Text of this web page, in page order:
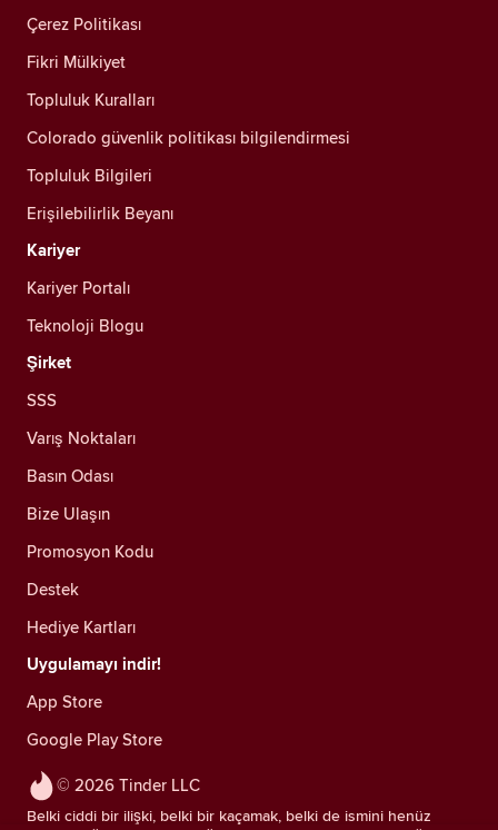
© 2026 Tinder LLC
Belki ciddi bir ilişki, belki bir kaçamak, belki de ismini henüz
Çerez Politikası
Fikri Mülkiyet
Topluluk Kuralları
Colorado güvenlik politikası bilgilendirmesi
Topluluk Bilgileri
Erişilebilirlik Beyanı
Kariyer
Kariyer Portalı
Teknoloji Blogu
Şirket
SSS
Varış Noktaları
Basın Odası
Bize Ulaşın
Promosyon Kodu
Destek
Hediye Kartları
Uygulamayı indir!
App Store
Google Play Store